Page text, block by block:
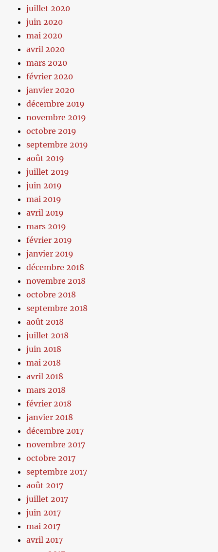
juillet 2020
juin 2020
mai 2020
avril 2020
mars 2020
février 2020
janvier 2020
décembre 2019
novembre 2019
octobre 2019
septembre 2019
août 2019
juillet 2019
juin 2019
mai 2019
avril 2019
mars 2019
février 2019
janvier 2019
décembre 2018
novembre 2018
octobre 2018
septembre 2018
août 2018
juillet 2018
juin 2018
mai 2018
avril 2018
mars 2018
février 2018
janvier 2018
décembre 2017
novembre 2017
octobre 2017
septembre 2017
août 2017
juillet 2017
juin 2017
mai 2017
avril 2017